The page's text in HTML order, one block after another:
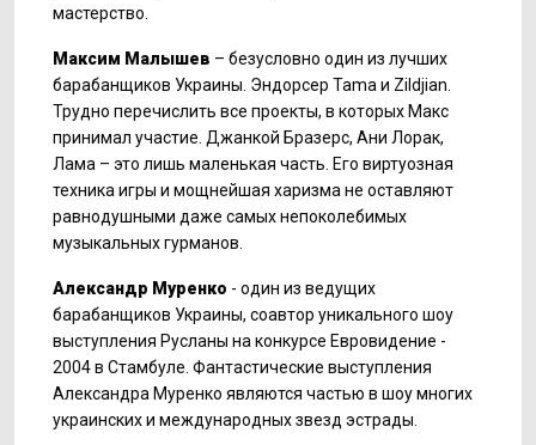
мастерство.
Максим Малышев – безусловно один из лучших
барабанщиков Украины. Эндорсер Tama и Zildjian.
Трудно перечислить все проекты, в которых Макс
принимал участие. Джанкой Бразерс, Ани Лорак,
Лама – это лишь маленькая часть. Его виртуозная
техника игры и мощнейшая харизма не оставляют
равнодушными даже самых непоколебимых
музыкальных гурманов.
Александр Муренко - один из ведущих
барабанщиков Украины, соавтор уникального шоу
выступления Русланы на конкурсе Евровидение -
2004 в Стамбуле. Фантастические выступления
Александра Муренко являются частью в шоу многих
украинских и международных звезд эстрады.